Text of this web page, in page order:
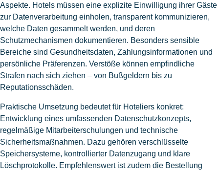
Aspekte. Hotels müssen eine explizite Einwilligung ihrer Gäste
zur Datenverarbeitung einholen, transparent kommunizieren,
welche Daten gesammelt werden, und deren
Schutzmechanismen dokumentieren. Besonders sensible
Bereiche sind Gesundheitsdaten, Zahlungsinformationen und
persönliche Präferenzen. Verstöße können empfindliche
Strafen nach sich ziehen – von Bußgeldern bis zu
Reputationsschäden.
Praktische Umsetzung bedeutet für Hoteliers konkret:
Entwicklung eines umfassenden Datenschutzkonzepts,
regelmäßige Mitarbeiterschulungen und technische
Sicherheitsmaßnahmen. Dazu gehören verschlüsselte
Speichersysteme, kontrollierter Datenzugang und klare
Löschprotokolle. Empfehlenswert ist zudem die Bestellung